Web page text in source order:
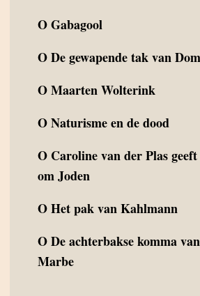
OGabagool
ODe gewapende tak van
OMaarten Wolterink
ONaturisme en de dood
O Caroline van der Plas
om Joden
OHet pak van Kahlmann
ODe achterbakse komma
Marbe